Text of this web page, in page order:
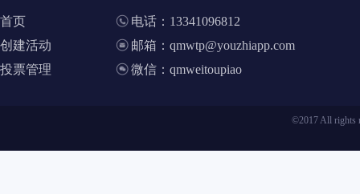
首页
创建活动
投票管理
电话：13341096812
邮箱：qmwtp@youzhiapp.com
微信：qmweitoupiao
©2017 All rights